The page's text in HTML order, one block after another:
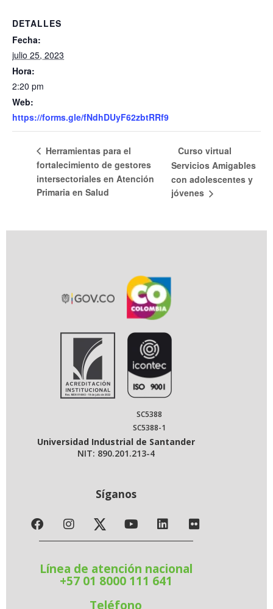
DETALLES
Fecha:
julio 25, 2023
Hora:
2:20 pm
Web:
https://forms.gle/fNdhDUyF62zbtRRf9
Herramientas para el
fortalecimiento de gestores
intersectoriales en Atención
Primaria en Salud
Curso virtual
Servicios Amigables
con adolescentes y
jóvenes